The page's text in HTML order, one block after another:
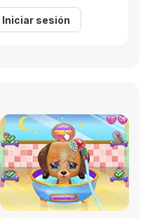
Iniciar sesión